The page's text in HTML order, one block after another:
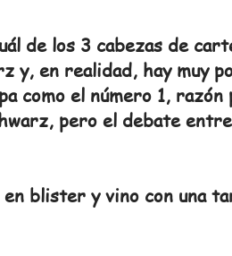
de los 3 cabezas de
y, en realidad, hay muy
como el número 1,
pero el debate
blister y vino con una